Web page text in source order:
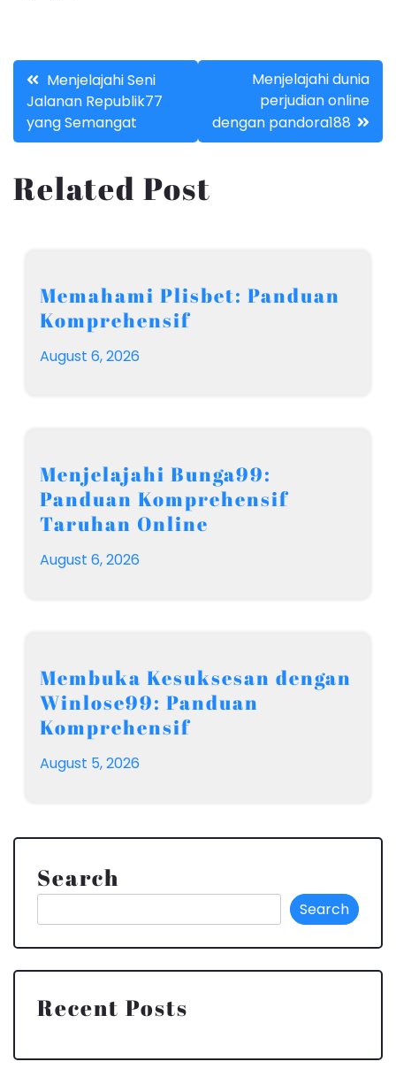
Post
navigation
Menjelajahi Seni
Jalanan Republik77
yang Semangat
Menjelajahi dunia
perjudian online
dengan pandora188
Related Post
Memahami Plisbet: Panduan
Komprehensif
August 6, 2026
Menjelajahi Bunga99:
Panduan Komprehensif
Taruhan Online
August 6, 2026
Membuka Kesuksesan dengan
Winlose99: Panduan
Komprehensif
August 5, 2026
Search
Search
Recent Posts